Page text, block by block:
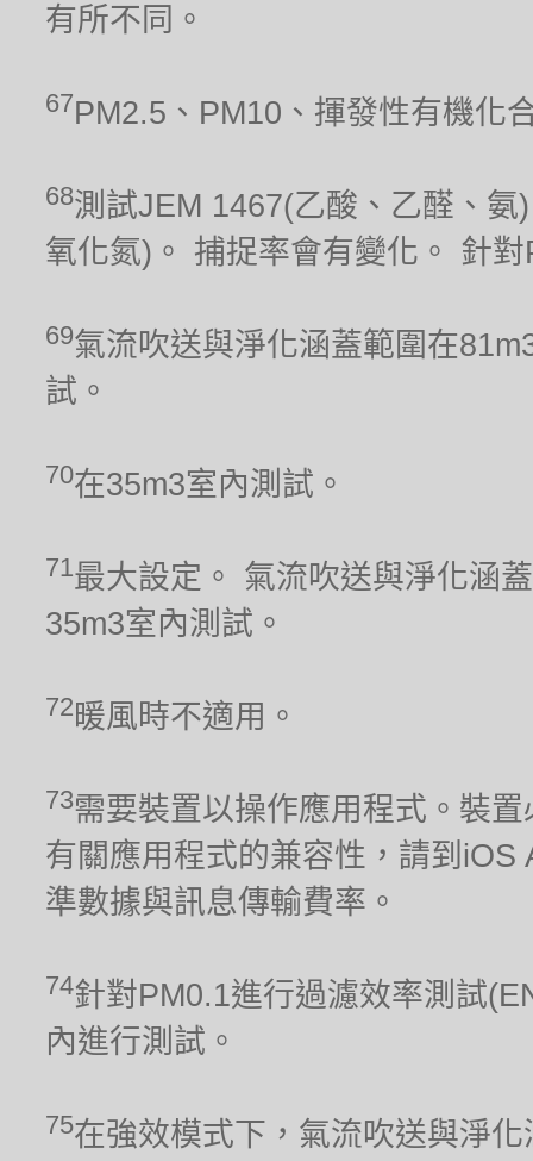
有所不同。
67PM2.5、PM10、揮發性有機化
68測試JEM 1467(乙酸、乙醛、
氧化氮)。 捕捉率會有變化。 針
69氣流吹送與淨化涵蓋範圍在
試。
70在35m3室內測試。
71最大設定。 氣流吹送與淨化涵
35m3室內測試。
72 暖風時不適用。
73需要裝置以操作應用程式。裝
有關應用程式的兼容性，請到
準數據與訊息傳輸費率。
74針對PM0.1進行過濾效率測試
內進行測試。
75在強效模式下，氣流吹送與淨